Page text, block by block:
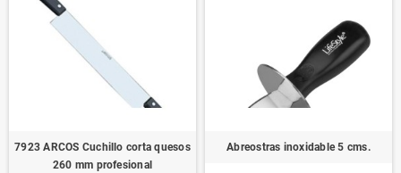
7923 ARCOS Cuchillo corta quesos
260 mm profesional
Abreostras inoxidable 5 cms.